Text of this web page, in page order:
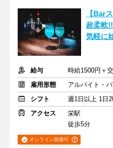
【Bar
超柔軟
気軽に
給与
時給1500円＋
雇用形態
アルバイト・パ
シフト
週1日以上 1日
アクセス
栄駅
徒歩5分
オンライン面接可